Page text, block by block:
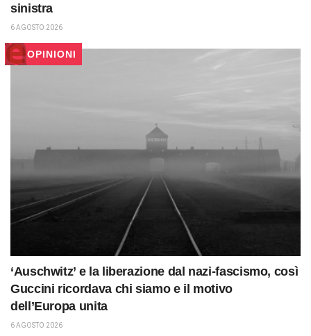
sinistra
6 AGOSTO 2026
OPINIONI
‘Auschwitz’ e la liberazione dal nazi-fascismo, così
Guccini ricordava chi siamo e il motivo
dell’Europa unita
6 AGOSTO 2026